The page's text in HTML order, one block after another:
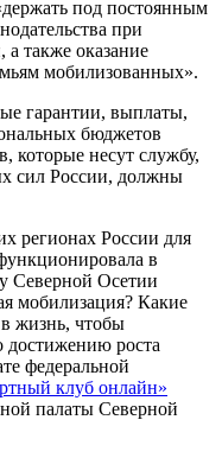
под постоянным
при
также оказание
мобилизованных».
гарантии, выплаты,
бюджетов
которые несут службу,
сил России, должны
регионах России для
в
Северной Осетии
мобилизация? Какие
жизнь, чтобы
достижению роста
федеральной
клуб онлайн»
палаты Северной